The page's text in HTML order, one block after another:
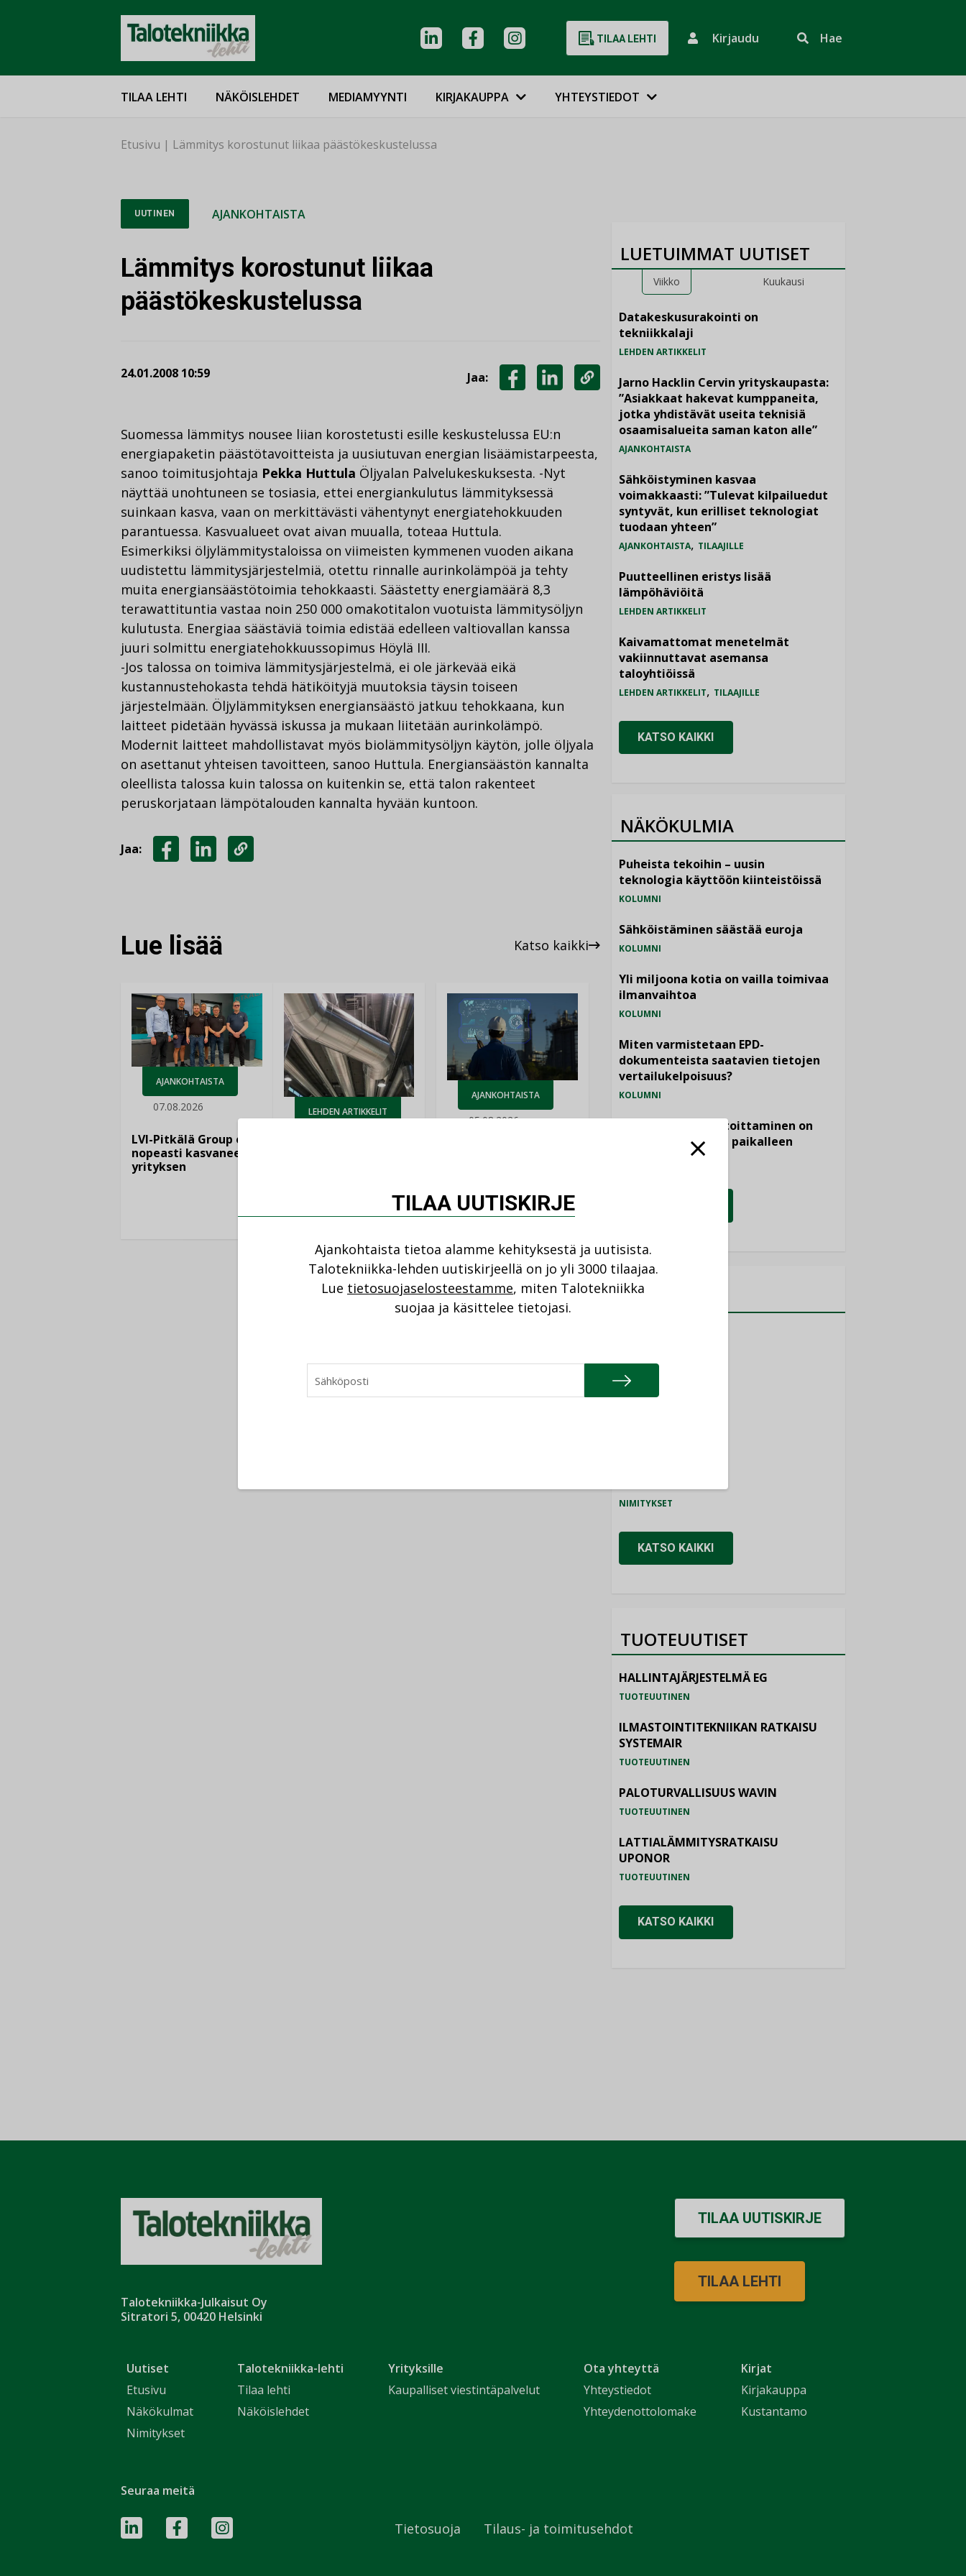
TILAA LEHTI Kirjaudu Hae
TILAA LEHTI NÄKÖISLEHDET MEDIAMYYNTI KIRJAKAUPPA YHTEYSTIEDOT
Etusivu | Lämmitys korostunut liikaa päästökeskustelussa
UUTINEN AJANKOHTAISTA
Lämmitys korostunut liikaa
päästökeskustelussa
24.01.2008 10:59 Jaa:
LINKEDINISSÄ
KOPIOI
LINKKI
Suomessa lämmitys nousee liian korostetusti esille keskustelussa EU:n
energiapaketin päästötavoitteista ja uusiutuvan energian lisäämistarpeesta,
sanoo toimitusjohtaja Pekka Huttula Öljyalan Palvelukeskuksesta. -Nyt
näyttää unohtuneen se tosiasia, ettei energiankulutus lämmityksessä
suinkaan kasva, vaan on merkittävästi vähentynyt energiatehokkuuden
parantuessa. Kasvualueet ovat aivan muualla, toteaa Huttula.
Esimerkiksi öljylämmitystaloissa on viimeisten kymmenen vuoden aikana
uudistettu lämmitysjärjestelmiä, otettu rinnalle aurinkolämpöä ja tehty
muita energiansäästötoimia tehokkaasti. Säästetty energiamäärä 8,3
terawattituntia vastaa noin 250 000 omakotitalon vuotuista lämmitysöljyn
kulutusta. Energiaa säästäviä toimia edistää edelleen valtiovallan kanssa
juuri solmittu energiatehokkuussopimus Höylä III.
-Jos talossa on toimiva lämmitysjärjestelmä, ei ole järkevää eikä
kustannustehokasta tehdä hätiköityjä muutoksia täysin toiseen
järjestelmään. Öljylämmityksen energiansäästö jatkuu tehokkaana, kun
laitteet pidetään hyvässä iskussa ja mukaan liitetään aurinkolämpö.
Modernit laitteet mahdollistavat myös biolämmitysöljyn käytön, jolle öljyala
on asettanut yhteisen tavoitteen, sanoo Huttula. Energiansäästön kannalta
oleellista talossa kuin talossa on kuitenkin se, että talon rakenteet
peruskorjataan lämpötalouden kannalta hyvään kuntoon.
Jaa:
Lue lisää Katso kaikki
AJANKOHTAISTA
07.08.2026
LVI-Pitkälä Group osti
nopeasti kasvaneen
yrityksen
LEHDEN ARTIKKELIT
AJANKOHTAISTA
05.08.2026
syntyvät, kun erilliset
teknologiat tuodaan
yhteen”
LUETUIMMAT UUTISET
Viikko Kuukausi
Datakeskusurakointi on
tekniikkalaji
LEHDEN ARTIKKELIT
Jarno Hacklin Cervin yrityskaupasta:
”Asiakkaat hakevat kumppaneita,
jotka yhdistävät useita teknisiä
osaamisalueita saman katon alle”
AJANKOHTAISTA
Sähköistyminen kasvaa
voimakkaasti: ”Tulevat kilpailuedut
syntyvät, kun erilliset teknologiat
tuodaan yhteen”
AJANKOHTAISTA, TILAAJILLE
Puutteellinen eristys lisää
lämpöhäviöitä
LEHDEN ARTIKKELIT
Kaivamattomat menetelmät
vakiinnuttavat asemansa
taloyhtiöissä
LEHDEN ARTIKKELIT, TILAAJILLE
KATSO KAIKKI
NÄKÖKULMIA
Puheista tekoihin – uusin
teknologia käyttöön kiinteistöissä
KOLUMNI
Sähköistäminen säästää euroja
KOLUMNI
Yli miljoona kotia on vailla toimivaa
ilmanvaihtoa
KOLUMNI
Miten varmistetaan EPD-
dokumenteista saatavien tietojen
vertailukelpoisuus?
KOLUMNI
Vesi- ja viemärimitoittaminen on
jämähtänyt ajassa paikalleen
NIMITYKSET
Refair
NIMITYKSET
KATSO KAIKKI
TUOTEUUTISET
HALLINTAJÄRJESTELMÄ EG
TUOTEUUTINEN
ILMASTOINTITEKNIIKAN RATKAISU
SYSTEMAIR
TUOTEUUTINEN
PALOTURVALLISUUS WAVIN
TUOTEUUTINEN
LATTIALÄMMITYSRATKAISU
UPONOR
TUOTEUUTINEN
KATSO KAIKKI
Talotekniikka-Julkaisut Oy
Sitratori 5, 00420 Helsinki
Uutiset
Etusivu
Näkökulmat
Nimitykset
Talotekniikka-lehti
Tilaa lehti
Näköislehdet
Yrityksille
Kaupalliset viestintäpalvelut
Ota yhteyttä
Yhteystiedot
Yhteydenottolomake
Kirjat
Kirjakauppa
Kustantamo
TILAA UUTISKIRJE
TILAA LEHTI
Seuraa meitä
Tietosuoja Tilaus- ja toimitusehdot
TILAA UUTISKIRJE
Ajankohtaista tietoa alamme kehityksestä ja uutisista.
Talotekniikka-lehden uutiskirjeellä on jo yli 3000 tilaajaa.
Lue tietosuojaselosteestamme, miten Talotekniikka
suojaa ja käsittelee tietojasi.